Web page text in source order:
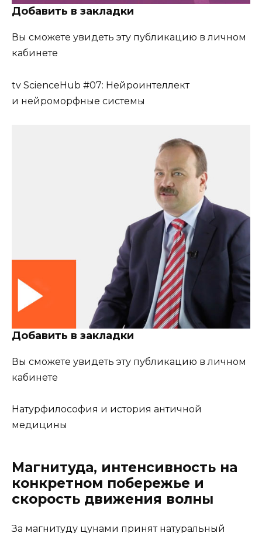
Добавить в закладки
Вы сможете увидеть эту публикацию в личном
кабинете
tv ScienceHub #07: Нейроинтеллект
и нейроморфные системы
Добавить в закладки
Вы сможете увидеть эту публикацию в личном
кабинете
Натурфилософия и история античной
медицины
Магнитуда, интенсивность на
конкретном побережье и
скорость движения волны
За магнитуду цунами принят натуральный